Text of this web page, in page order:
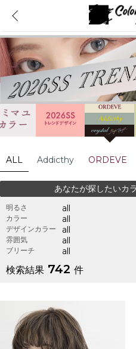
ALL Addicthy ORDEVE
あなたが探したいカ
明るさ all
カラー all
デザインカラー all
雰囲気 all
ブリーチ all
検索結果 742 件